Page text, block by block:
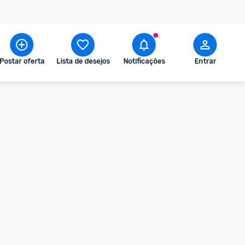
Postar oferta Lista de desejos Notificações Entrar